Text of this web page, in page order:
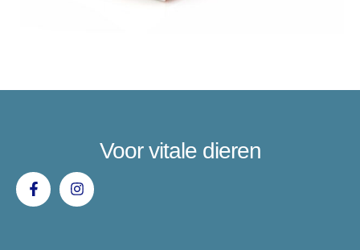
Voor vitale dieren